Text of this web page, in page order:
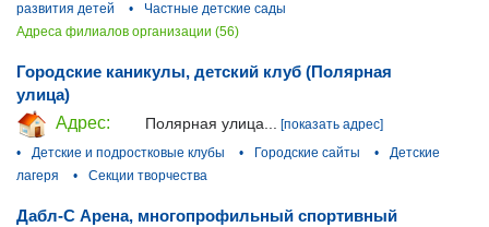
развития детей
•
Частные детские сады
Адреса филиалов организации (56)
Городские каникулы, детский клуб (Полярная
улица)
Адрес:
Полярная улица... [показать адрес]
•
Детские и подростковые клубы • Городские сайты •
Детские
лагеря
• Секции творчества
Дабл-С Арена, многопрофильный спортивный